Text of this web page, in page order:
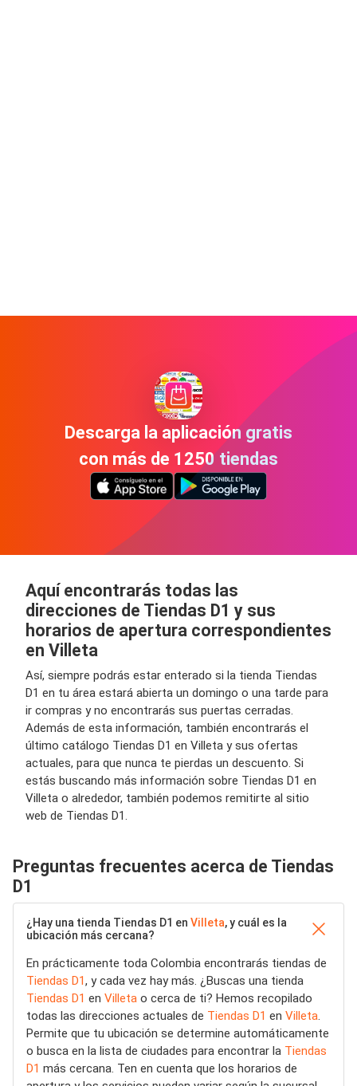
Descarga la aplicación gratis
con más de 1250 tiendas
Aquí encontrarás todas las
direcciones de Tiendas D1 y sus
horarios de apertura correspondientes
en Villeta
Así, siempre podrás estar enterado si la tienda Tiendas
D1 en tu área estará abierta un domingo o una tarde para
ir compras y no encontrarás sus puertas cerradas.
Además de esta información, también encontrarás el
último catálogo Tiendas D1 en Villeta y sus ofertas
actuales, para que nunca te pierdas un descuento. Si
estás buscando más información sobre Tiendas D1 en
Villeta o alrededor, también podemos remitirte al sitio
web de Tiendas D1.
Preguntas frecuentes acerca de Tiendas
D1
¿Hay una tienda Tiendas D1 en Villeta, y cuál es la
ubicación más cercana?
En prácticamente toda Colombia encontrarás tiendas de
Tiendas D1, y cada vez hay más. ¿Buscas una tienda
Tiendas D1 en Villeta o cerca de ti? Hemos recopilado
todas las direcciones actuales de Tiendas D1 en Villeta.
Permite que tu ubicación se determine automáticamente
o busca en la lista de ciudades para encontrar la Tiendas
D1 más cercana. Ten en cuenta que los horarios de